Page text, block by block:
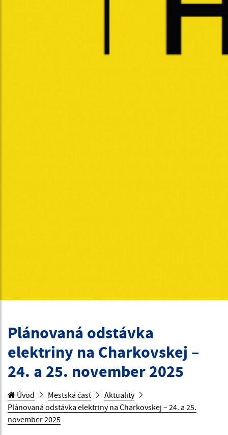
Plánovaná odstávka
elektriny na Charkovskej –
24. a 25. november 2025
Úvod Mestská časť
Aktuality
Plánovaná odstávka elektriny na Charkovskej – 24. a 25.
november 2025